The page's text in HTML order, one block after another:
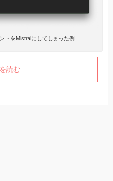
トをMistralにしてしまった例
読む